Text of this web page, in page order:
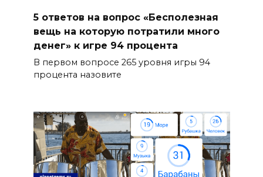
5 ответов на вопрос «Бесполезная
вещь на которую потратили много
денег» к игре 94 процента
В первом вопросе 265 уровня игры 94
процента назовите